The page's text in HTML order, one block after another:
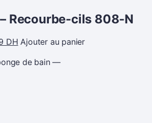
Recourbe-cils 808-N
DH Ajouter au panier